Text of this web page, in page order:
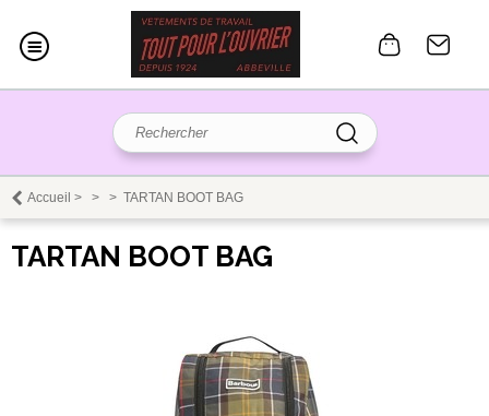
Accueil > > > TARTAN BOOT BAG
TARTAN BOOT BAG